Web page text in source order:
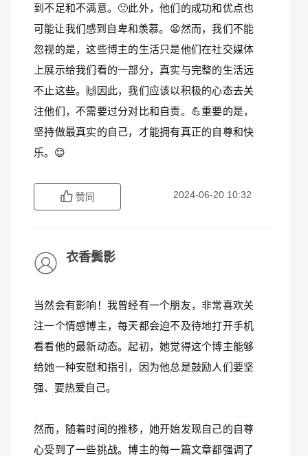
到不足和不满意。🙁此外，他们的成功和优点也
可能让我们感到自卑和羡慕。😫然而，我们不能
忽视的是，这些博主的生活只是他们在社交媒体
上展示给我们看的一部分，真实与完整的生活远
不止这些。🙌因此，我们应该以积极的心态去关
注他们，不需要过分对比和自责。💪重要的是，
坚持做最真实的自己，才能拥有真正的自尊和快
乐。😊
赞同 2024-06-20 10:32
衣香鬓影
当然会有影响！我曾经有一个朋友，非常喜欢关
注一个情感博主，每天都会迫不及待地打开手机
看看他的最新动态。起初，她觉得这个博主能够
给她一种安慰和指引，因为他总是鼓励人们要坚
强、要热爱自己。
然而，随着时间的推移，她开始发现自己的自尊
心受到了一些挑战。博主的每一篇文章都强调了